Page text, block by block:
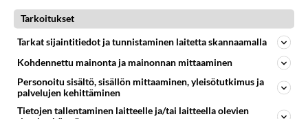
Anonyymi00046
Anonyymi00006kirjoitti:
Uskallan väittää että työn tuottavuuteen nähden
suomen työtätekevän väestön palkat ovat liian
Tarkoitukset
Tarkat sijaintitiedot ja tunnistaminen laitetta skannaamalla
Kohdennettu mainonta ja mainonnan mittaaminen
Personoitu sisältö, sisällön mittaaminen, yleisötutkimus ja
palvelujen kehittäminen
Tietojen tallentaminen laitteelle ja/tai laitteella olevien